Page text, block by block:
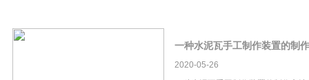
一种水泥瓦手工制作装置的制
2020-05-26